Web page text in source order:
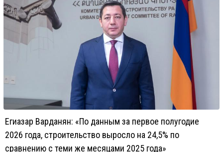
Егиазар Варданян: «По данным за первое полугодие
2026 года, строительство выросло на 24,5% по
сравнению с теми же месяцами 2025 года»